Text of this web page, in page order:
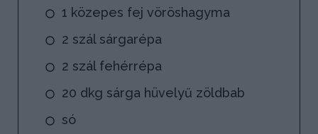
1 közepes fej vöröshagyma
2 szál sárgarépa
2 szál fehérrépa
20 dkg sárga hüvelyű zöldbab
só